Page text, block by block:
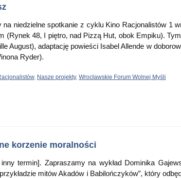
niedzielne spotkanie z cyklu Kino Racjonalistów 1
(Rynek 48, I piętro, nad Pizzą Hut, obok Empiku).
August), adaptację powieści Isabel Allende w
Ryder).
, Nasze projekty, Wrocławskie Forum Wolnej Myśli
korzenie moralności
inny termin]. Zapraszamy na wykład Dominika
mitów Akadów i Babilończyków”, który